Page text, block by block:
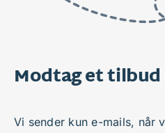
Modtag et
Vi sender kun e-mails, når